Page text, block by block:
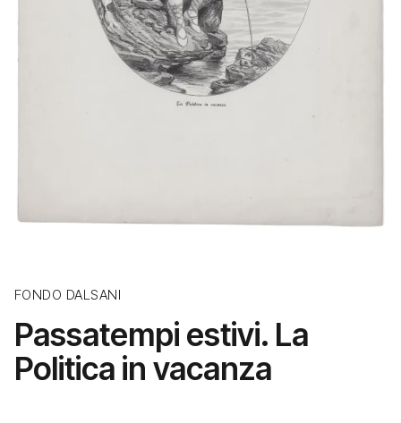
FONDO DALSANI
Passatempi estivi. La
Politica in vacanza